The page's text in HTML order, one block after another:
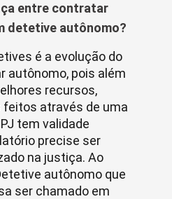
entre contratar
detetive autônomo?
é a evolução do
autônomo, pois além
recursos,
através de uma
tem validade
precise ser
na justiça. Ao
autônomo que
ser chamado em